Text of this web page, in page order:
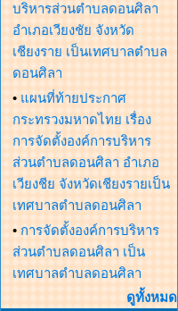
บริหารส่วนตำบลดอนศิลา
อำเภอเวียงชัย จังหวัด
เชียงราย เป็นเทศบาลตำบล
ดอนศิลา
• แผนที่ท้ายประกาศ
กระทรวงมหาดไทย เรื่อง
การจัดตั้งองค์การบริหาร
ส่วนตำบลดอนศิลา อำเภอ
เวียงชีย จังหวัดเชียงรายเป็น
เทศบาลตำบลดอนศิลา
• การจัดตั้งองค์การบริหาร
ส่วนตำบลดอนศิลา เป็น
เทศบาลตำบลดอนศิลา
ดูทั้งหมด